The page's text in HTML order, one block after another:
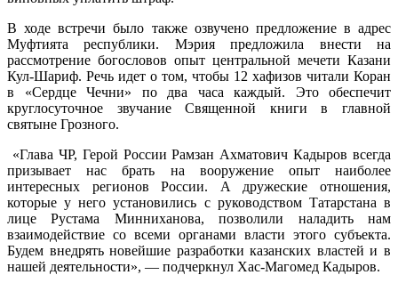
В ходе встречи было также озвучено предложение в адрес
Муфтията республики. Мэрия предложила внести на
рассмотрение богословов опыт центральной мечети Казани
Кул-Шариф. Речь идет о том, чтобы 12 хафизов читали Коран
в «Сердце Чечни» по два часа каждый. Это обеспечит
круглосуточное звучание Священной книги в главной
святыне Грозного.
«Глава ЧР, Герой России Рамзан Ахматович Кадыров всегда
призывает нас брать на вооружение опыт наиболее
интересных регионов России. А дружеские отношения,
которые у него установились с руководством Татарстана в
лице Рустама Минниханова, позволили наладить нам
взаимодействие со всеми органами власти этого субъекта.
Будем внедрять новейшие разработки казанских властей и в
нашей деятельности», — подчеркнул Хас-Магомед Кадыров.